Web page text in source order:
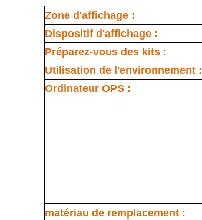
Zone d'affichage :
Dispositif d'affichage :
Préparez-vous des kits :
Utilisation de l'environnement :
Ordinateur OPS :
matériau de remplacement :